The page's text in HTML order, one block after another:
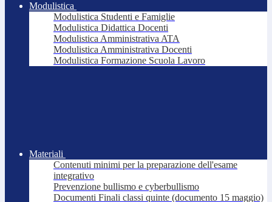
Modulistica
Modulistica Studenti e Famiglie
Modulistica Didattica Docenti
Modulistica Amministrativa ATA
Modulistica Amministrativa Docenti
Modulistica Formazione Scuola Lavoro
Materiali
Contenuti minimi per la preparazione dell'esame
integrativo
Prevenzione bullismo e cyberbullismo
Documenti Finali classi quinte (documento 15 maggio)